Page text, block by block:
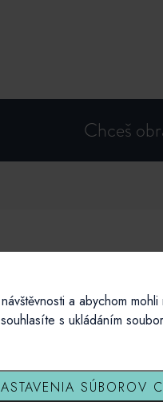
a abychom
s ukládáním
SÚBOROV
Chceš